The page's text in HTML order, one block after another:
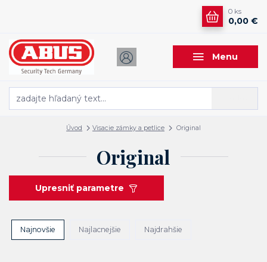
Menu
0 ks
0,00 €
Úvod Visacie zámky a petlice Original
Original
Upresniť parametre
Najnovšie Najlacnejšie Najdrahšie